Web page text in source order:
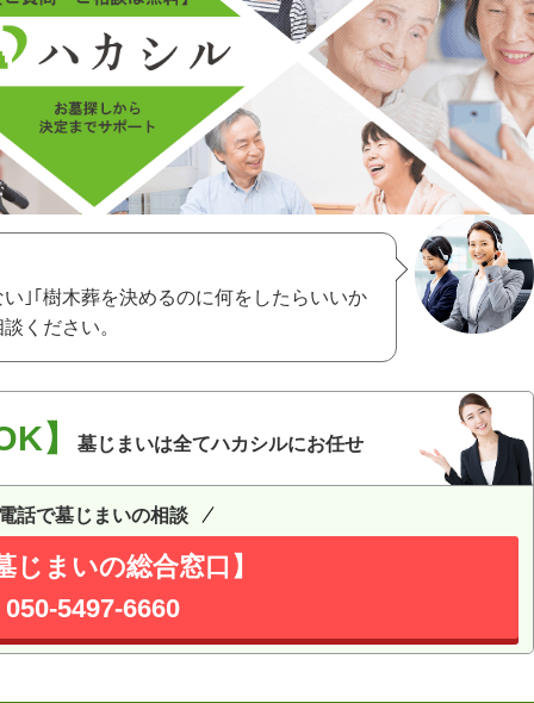
｣｢樹木葬を決めるのに何をしたらいいか
ください。
】 墓じまいは全てハカシルにお任せ
話で墓じまいの相談
じまいの総合窓口】
050-5497-6660